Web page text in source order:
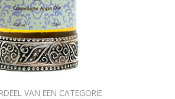
VAN EEN CATEGORIE